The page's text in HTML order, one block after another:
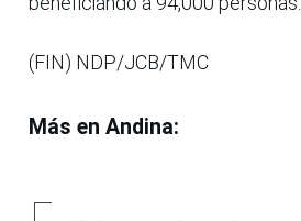
(FIN) NDP/JCB/TMC
Más en Andina: